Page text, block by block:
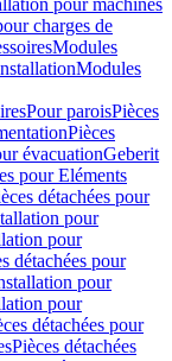
pour machines
charges de
Modules
Modules
Pour paroisPièces
Pièces
évacuationGeberit
pour Eléments
détachées pour
pour
pour
détachées pour
pour
pour
détachées pour
Pièces détachées